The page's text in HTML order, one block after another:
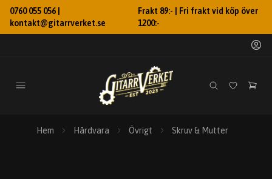
0760 055 056 |
kontakt@gitarrverket.se
Frakt 89:- | Fri frakt vid köp över
1200:-
Hem Hårdvara Övrigt Skruv & Mutter